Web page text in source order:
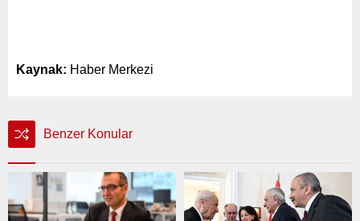
Kaynak: Haber Merkezi
Benzer Konular